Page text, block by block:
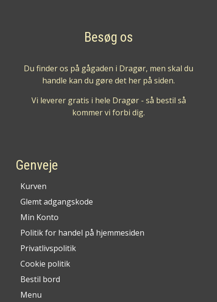
Besøg os
Du finder os på gågaden i Dragør, men skal du
handle kan du gøre det her på siden.
Vi leverer gratis i hele Dragør - så bestil så
kommer vi forbi dig.
Genveje
Kurven
Glemt adgangskode
Min Konto
Politik for handel på hjemmesiden
Privatlivspolitik
Cookie politik
Bestil bord
Menu